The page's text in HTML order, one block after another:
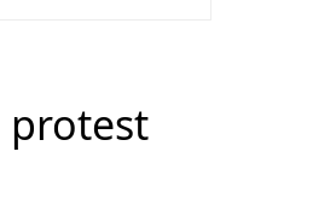
protest